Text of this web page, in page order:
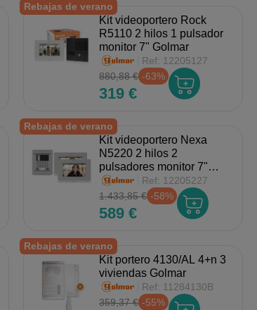
Rebajas de verano
Kit videoportero Rock
R5110 2 hilos 1 pulsador
monitor 7" Golmar
Ref: 12205127
880,88 € -63%
319 €
Rebajas de verano
Kit videoportero Nexa
N5220 2 hilos 2
pulsadores monitor 7"
Golmar
Ref: 12205227
1.433,85 € -58%
589 €
Rebajas de verano
Kit portero 4130/AL 4+n 3
viviendas Golmar
Ref: 11284130B
359,37 € -55%